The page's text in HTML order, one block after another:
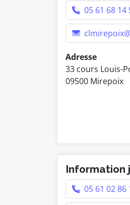
05 61 68 14
Adresse
33 cours Louis-
09500 Mirepoix
Information
05 61 02 86